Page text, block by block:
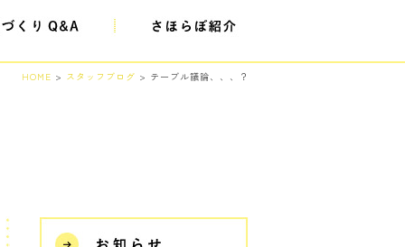
HOME > スタッフブログ > テーブル議論、、、？